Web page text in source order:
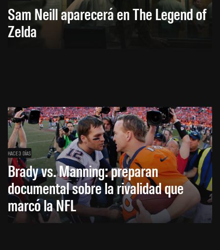
Sam Neill aparecerá en The Legend of
Zelda
HACE 3 DÍAS
Brady vs. Manning: preparan
documental sobre la rivalidad que
marcó la NFL